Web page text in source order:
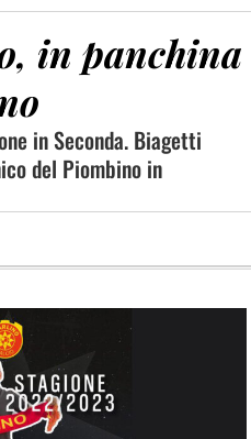
in panchina
in Seconda. Biagetti
del Piombino in